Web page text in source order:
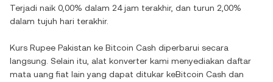
Terjadi naik 0,00% dalam 24 jam terakhir, dan turun 2,00%
dalam tujuh hari terakhir.
Kurs Rupee Pakistan ke Bitcoin Cash diperbarui secara
langsung. Selain itu, alat konverter kami menyediakan daftar
mata uang fiat lain yang dapat ditukar keBitcoin Cash dan